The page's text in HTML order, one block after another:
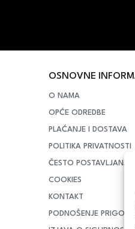
OSNOVNE
O NAMA
OPĆE ODREDBE
PLAĆANJE I DOSTAVA
POLITIKA PRIVATNOSTI
ČESTO POSTAVLJANA
COOKIES
KONTAKT
PODNOŠENJE